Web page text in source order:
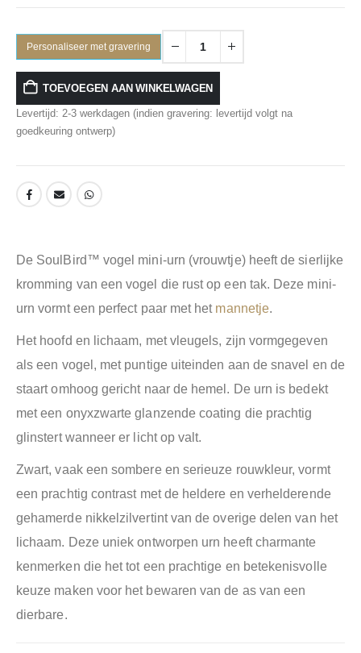
Personaliseer met gravering
TOEVOEGEN AAN WINKELWAGEN
Levertijd: 2-3 werkdagen (indien gravering: levertijd volgt na
goedkeuring ontwerp)
De SoulBird™ vogel mini-urn (vrouwtje) heeft de sierlijke
kromming van een vogel die rust op een tak. Deze mini-
urn vormt een perfect paar met het mannetje.
Het hoofd en lichaam, met vleugels, zijn vormgegeven
als een vogel, met puntige uiteinden aan de snavel en de
staart omhoog gericht naar de hemel. De urn is bedekt
met een onyxzwarte glanzende coating die prachtig
glinstert wanneer er licht op valt.
Zwart, vaak een sombere en serieuze rouwkleur, vormt
een prachtig contrast met de heldere en verhelderende
gehamerde nikkelzilvertint van de overige delen van het
lichaam. Deze uniek ontworpen urn heeft charmante
kenmerken die het tot een prachtige en betekenisvolle
keuze maken voor het bewaren van de as van een
dierbare.